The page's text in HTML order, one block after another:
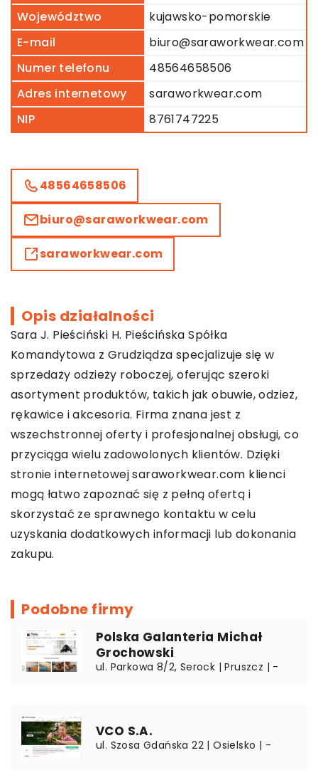
Województwo
kujawsko-pomorskie
E-mail
biuro@saraworkwear.com
Numer telefonu
48564658506
Adres internetowy
saraworkwear.com
NIP
8761747225
48564658506
biuro@saraworkwear.com
saraworkwear.com
Opis działalności
Sara J. Pieściński H. Pieścińska Spółka
Komandytowa z Grudziądza specjalizuje się w
sprzedaży odzieży roboczej, oferując szeroki
asortyment produktów, takich jak obuwie, odzież,
rękawice i akcesoria. Firma znana jest z
wszechstronnej oferty i profesjonalnej obsługi, co
przyciąga wielu zadowolonych klientów. Dzięki
stronie internetowejsaraworkwear.com klienci
mogą łatwo zapoznać się z pełną ofertą i
skorzystać ze sprawnego kontaktu w celu
uzyskania dodatkowych informacji lub dokonania
zakupu.
Podobne firmy
Polska Galanteria Michał
Grochowski
ul. Parkowa 8/2, Serock | Pruszcz | -
VCO S.A.
ul. Szosa Gdańska 22 | Osielsko | -